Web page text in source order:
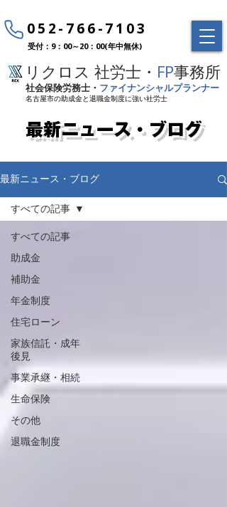
052-766-7103
受付：9：00～20：00(年中無休)
リクロス 社労士・ FP事務所
社会保険労務士・ ファイナンシャルプランナー
名古屋市の助成金と退職金制度に強い社労士
最新ニュース・ブログ
最新ニュース・ブログ
すべての記事
助成金
補助金
年金制度
住宅ローン
家族信託・成年
後見
事業承継・相続
生命保険
その他
退職金制度
すべての記事